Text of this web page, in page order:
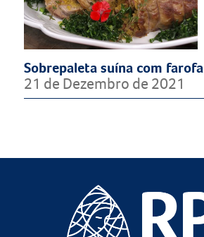
Sobrepaleta suína com
21 de Dezembro de 2021